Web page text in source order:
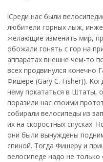
lСреди нас были
любители горных лыж,
желающие изменить мир,
обожали гонять с гор на
аппаратах внешне чем-то
всех продвинулся конечно
Фишере (Gary C. Fisher)).
нему покататься в Штаты,
поразили нас своими
собирали велосипеды из
их на скоростных спусках.
они были вынуждены
спиной. Тогда Фишеру и
велосипеде надо не